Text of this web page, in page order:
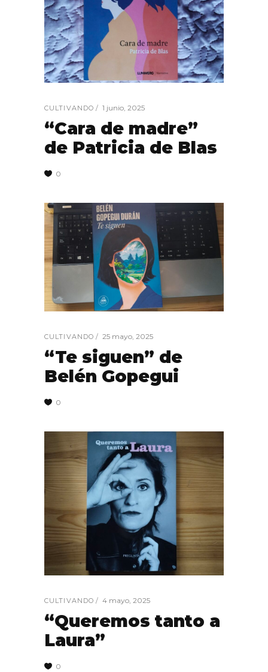
CULTIVANDO 1 junio, 2025
“Cara de madre”
de Patricia de Blas
0
CULTIVANDO 25 mayo, 2025
“Te siguen” de
Belén Gopegui
0
CULTIVANDO 4 mayo, 2025
“Queremos tanto a
Laura”
0